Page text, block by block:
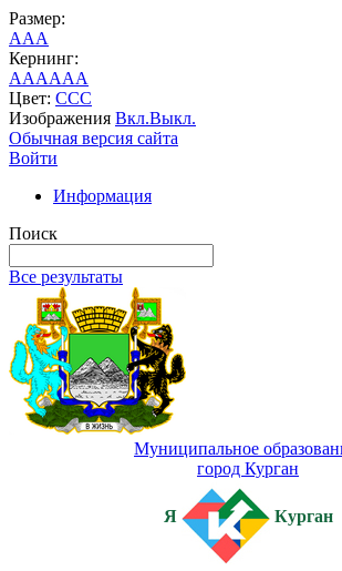
Размер:
AAA
Кернинг:
AAAAAA
Цвет: CCC
Изображения Вкл.Выкл.
Обычная версия сайта
Войти
Информация
Поиск
Все результаты
Муниципальное
город Курган
Я Курган